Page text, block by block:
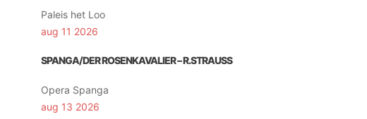
Paleis het Loo
aug 11 2026
SPANGA/DER ROSENKAVALIER – R.STRAUSS
Opera Spanga
aug 13 2026